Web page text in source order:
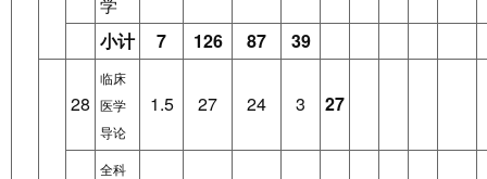
小计
7 126 87 39
28
临床
医学
导论
1.5 27 24 3 27
全科